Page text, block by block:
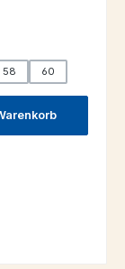
58 60
benutze die